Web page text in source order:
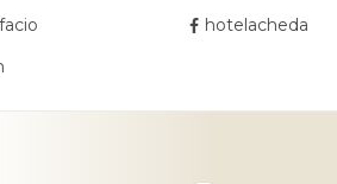
hotelacheda